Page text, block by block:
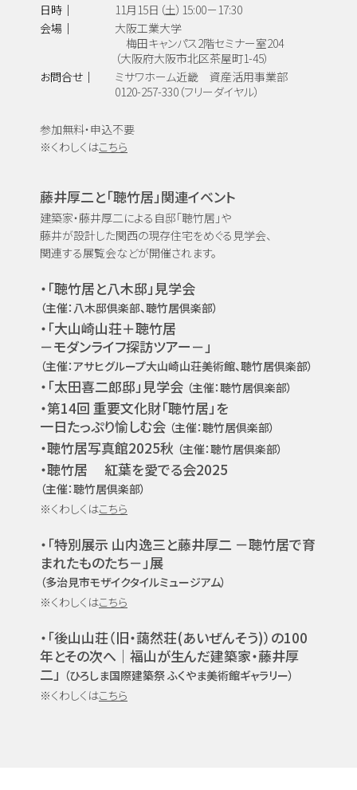
日時｜
11月15日（土）15:00－17:30
会場｜
大阪工業大学
梅田キャンパス2階セミナー室204
（大阪府大阪市北区茶屋町1-45）
お問合せ｜
ミサワホーム近畿 資産活用事業部
0120-257-330（フリーダイヤル）
参加無料・申込不要
※くわしくはこちら
藤井厚二と「聴竹居」関連イベント
建築家・藤井厚二による自邸「聴竹居」や
藤井が設計した関西の現存住宅をめぐる見学会、
関連する展覧会などが開催されます。
・「聴竹居と八木邸」見学会
（主催：八木邸倶楽部、聴竹居倶楽部）
・「大山崎山荘＋聴竹居
－モダンライフ探訪ツアー－」
（主催：アサヒグループ大山崎山荘美術館、聴竹居倶楽部）
・「太田喜二郎邸」見学会 （主催：聴竹居倶楽部）
・第14回 重要文化財「聴竹居」を
一日たっぷり愉しむ会 （主催：聴竹居倶楽部）
・聴竹居写真館2025秋 （主催：聴竹居倶楽部）
・聴竹居 紅葉を愛でる会2025
（主催：聴竹居倶楽部）
※くわしくはこちら
・「特別展示 山内逸三と藤井厚二 －聴竹居で育
まれたものたち－」展
（多治見市モザイクタイルミュージアム）
※くわしくはこちら
・「後山山荘（旧・藹然荘(あいぜんそう)）の100
年とその次へ｜福山が生んだ建築家・藤井厚
二」 （ひろしま国際建築祭 ふくやま美術館ギャラリー）
※くわしくはこちら